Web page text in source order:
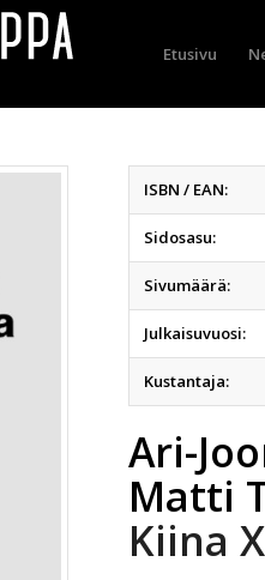
Etusivu
ISBN / EAN:
Sidosasu:
Sivumäärä:
Julkaisuvuosi:
Kustantaja:
Ari-
Matti
Kiina